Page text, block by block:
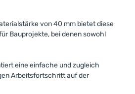
von 40 mm bietet diese
Bauprojekte, bei denen sowohl
eine einfache und zugleich
Arbeitsfortschritt auf der